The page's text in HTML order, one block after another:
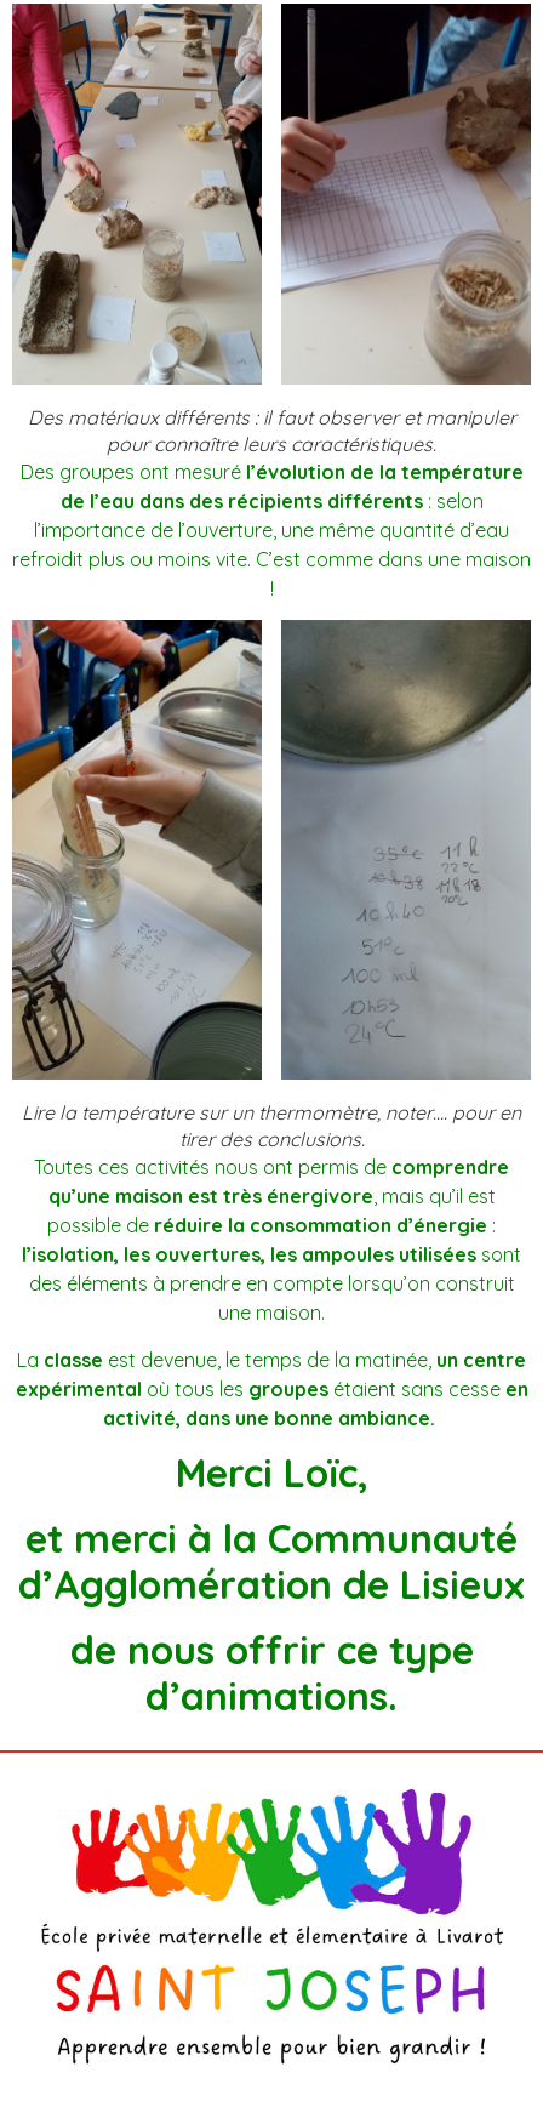
Des matériaux différents : il faut observer et manipuler
pour connaître leurs caractéristiques.
Des groupes ont mesuré l’évolution de la température
de l’eau dans des récipients différents: selon
l’importance de l’ouverture, une même quantité d’eau
refroidit plus ou moins vite. C’est comme dans une maison
!
Lire la température sur un thermomètre, noter…. pour en
tirer des conclusions.
Toutes ces activités nous ont permis de comprendre
qu’une maison est très énergivore, mais qu’il est
possible de réduire la consommation d’énergie :
l’isolation, les ouvertures, les ampoules utilisées sont
des éléments à prendre en compte lorsqu’on construit
une maison.
La classe est devenue, le temps de la matinée, un centre
expérimental où tous les groupesétaient sans cesse en
activité, dans une bonne ambiance.
Merci Loïc,
et merci à la Communauté
d’Agglomération de Lisieux
de nous offrir ce type
d’animations.